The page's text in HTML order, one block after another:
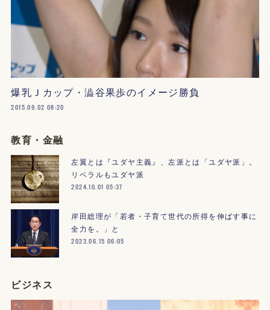
爆乳Ｊカップ・澁谷果歩のイメージ勝負
2015.09.02 08:20
教育・金融
左翼とは『ユダヤ主義』、左派とは「ユダヤ派」。
リベラルもユダヤ派
2024.10.01 05:37
岸田総理が「若者・子育て世代の所得を伸ばす事に
全力を。」と
2023.06.15 06:05
ビジネス